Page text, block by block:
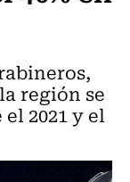
región se
2021 y el